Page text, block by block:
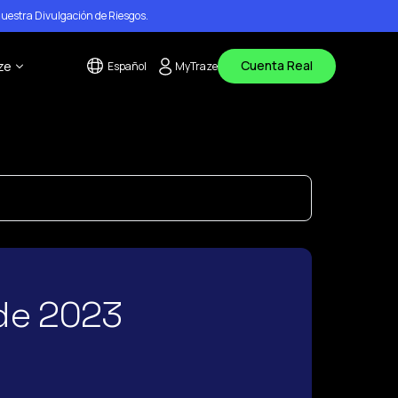
Divulgación de Riesgos.
Español MyTraze Cuenta Real
2023